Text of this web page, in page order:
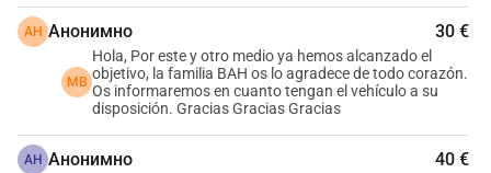
АН Анонимно 30 €
MB
Hola, Por este y otro medio ya hemos alcanzado el
objetivo, la familia BAH os lo agradece de todo corazón.
Os informaremos en cuanto tengan el vehículo a su
disposición. Gracias Gracias Gracias
АН Анонимно 40 €